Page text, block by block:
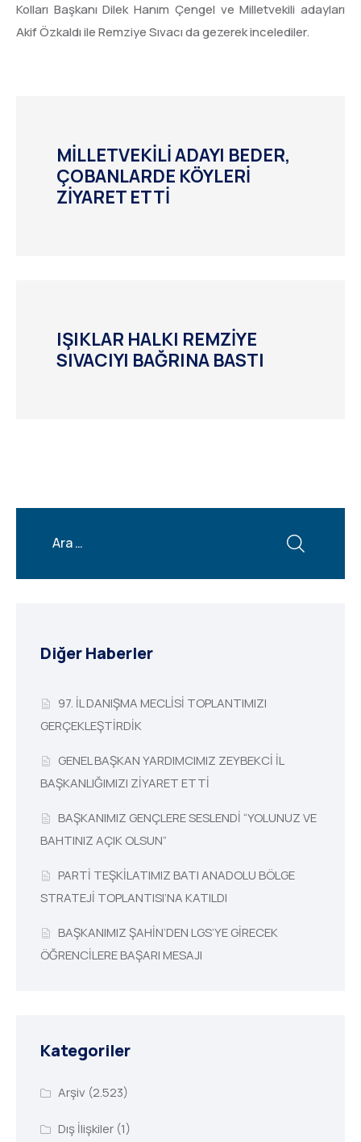
Kolları Başkanı Dilek Hanım Çengel ve Milletvekili adayları
Akif Özkaldı ile Remziye Sıvacı da gezerek incelediler.
MİLLETVEKİLİ ADAYI BEDER,
ÇOBANLARDE KÖYLERİ
ZİYARET ETTİ
IŞIKLAR HALKI REMZİYE
SIVACIYI BAĞRINA BASTI
Diğer Haberler
97. İL DANIŞMA MECLİSİ TOPLANTIMIZI
GERÇEKLEŞTİRDİK
GENEL BAŞKAN YARDIMCIMIZ ZEYBEKCİ İL
BAŞKANLIĞIMIZI ZİYARET ETTİ
BAŞKANIMIZ GENÇLERE SESLENDİ “YOLUNUZ VE
BAHTINIZ AÇIK OLSUN”
PARTİ TEŞKİLATIMIZ BATI ANADOLU BÖLGE
STRATEJİ TOPLANTISI’NA KATILDI
BAŞKANIMIZ ŞAHİN’DEN LGS’YE GİRECEK
ÖĞRENCİLERE BAŞARI MESAJI
Kategoriler
Arşiv (2.523)
Dış İlişkiler(1)